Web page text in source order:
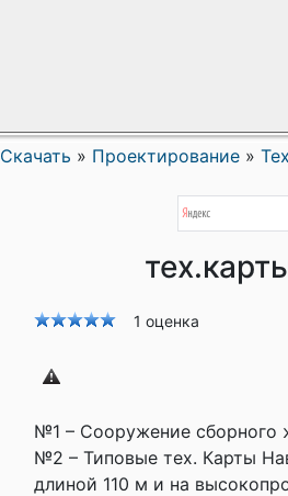
Скачать » Проектирование »
1 оценка
№1 – Сооружение сборного
№2 – Типовые тех. Карты
длиной 110 м и на